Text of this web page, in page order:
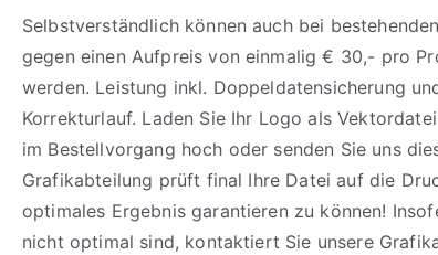
Selbstverständlich können auch bei
gegen einen Aufpreis von einmalig € 30,- pro
werden. Leistung inkl. Doppeldatensicherung
Korrekturlauf. Laden Sie Ihr Logo als
im Bestellvorgang hoch oder senden Sie uns
Grafikabteilung prüft final Ihre Datei auf die
optimales Ergebnis garantieren zu können!
nicht optimal sind, kontaktiert Sie unsere